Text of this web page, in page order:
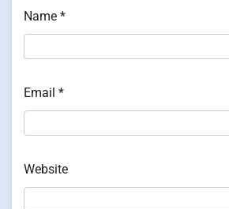
Name *
Email *
Website